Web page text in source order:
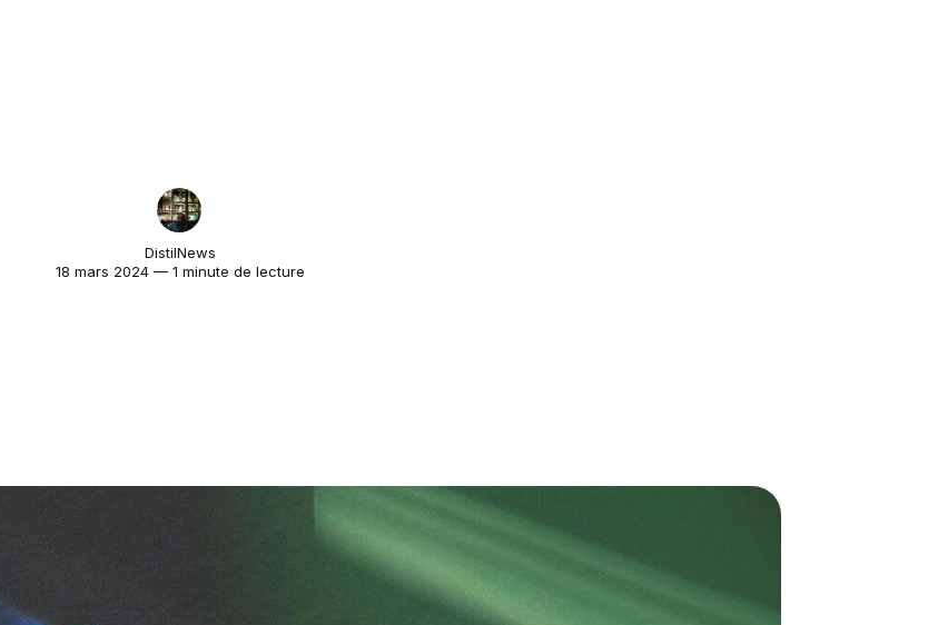
DistilNews
18 mars 2024 — 1 minute de lecture